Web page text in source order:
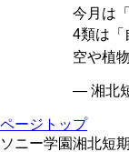
今月は
4類は「
空や植
— 湘北
ページトップ
ソニー学園湘北短